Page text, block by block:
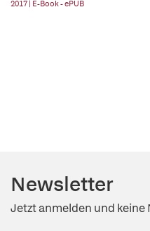
2017 | E-Book - ePUB
Newsletter
Jetzt anmelden und keine